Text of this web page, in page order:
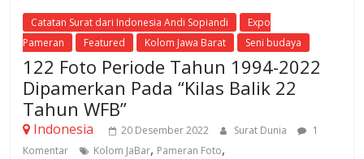
Catatan Surat dari Indonesia Andi Sopiandi
Expo
Pameran
Featured Kolom Jawa Barat Seni budaya
122 Foto Periode Tahun 1994-2022
Dipamerkan Pada “Kilas Balik 22
Tahun WFB”
Indonesia 20 Desember 2022 Surat Dunia
1
Komentar
Kolom JaBar, Pameran Foto,